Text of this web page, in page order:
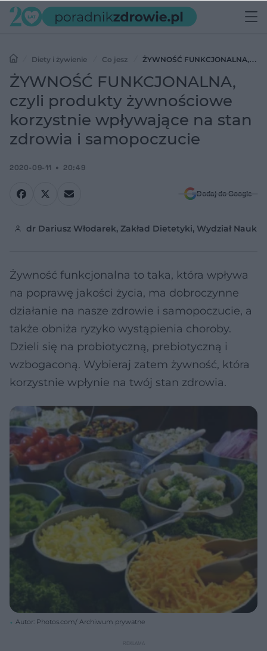
Diety i żywienie Co jesz
ŻYWNOŚĆ FUNKCJONALNA,
czyli produkty żywnościowe korzystnie wpływające na stan zdrowia i
ŻYWNOŚĆ FUNKCJONALNA,
czyli produkty żywnościowe
korzystnie wpływające na stan
zdrowia i samopoczucie
2020-09-11 20:49
Dodaj do Google
dr Dariusz Włodarek, Zakład Dietetyki, Wydział Nauk
Żywność funkcjonalna to taka, która wpływa
na poprawę jakości życia, ma dobroczynne
działanie na nasze zdrowie i samopoczucie, a
także obniża ryzyko wystąpienia choroby.
Dzieli się na probiotyczną, prebiotyczną i
wzbogaconą. Wybieraj zatem żywność, która
korzystnie wpłynie na twój stan zdrowia.
Autor: Photos.com/ Archiwum prywatne